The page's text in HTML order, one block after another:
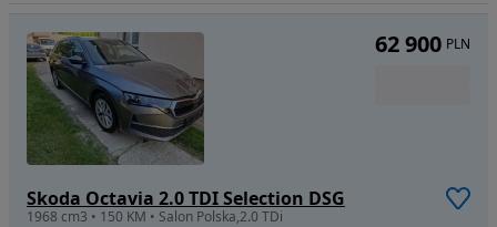
Skoda Octavia 2.0 TDI Selection DSG
1968 cm3 • 150 KM • Salon Polska,2.0 TDi
62 900 PLN